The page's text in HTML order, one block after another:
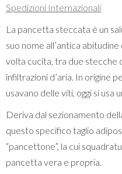
Spedizioni Internazionali
La pancetta steccata è un
suo nome all’antica
volta cucita, tra due stecche
infiltrazioni d’aria. In origine
usavano delle viti, oggi si usa
Deriva dal sezionamento
questo specifico taglio
“pancettone”, la cui
pancetta vera e propria.